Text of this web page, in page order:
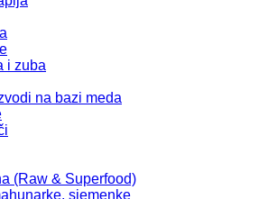
i zuba
na bazi meda
(Raw & Superfood)
sjemenke